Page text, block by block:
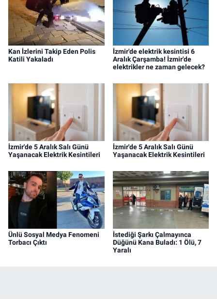
Kan İzlerini Takip Eden Polis
Katili Yakaladı
İzmir'de elektrik kesintisi 6
Aralık Çarşamba! İzmir'de
elektrikler ne zaman gelecek?
İzmir'de 5 Aralık Salı Günü
Yaşanacak Elektrik Kesintileri
İzmir'de 5 Aralık Salı Günü
Yaşanacak Elektrik Kesintileri
Ünlü Sosyal Medya Fenomeni
Torbacı Çıktı
İstediği Şarkı Çalmayınca
Düğünü Kana Buladı: 1 Ölü, 7
Yaralı